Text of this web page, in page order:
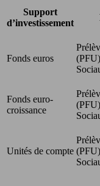
Support
d’investissement
Fonds euros
Fonds euro-
croissance
Unités de compte